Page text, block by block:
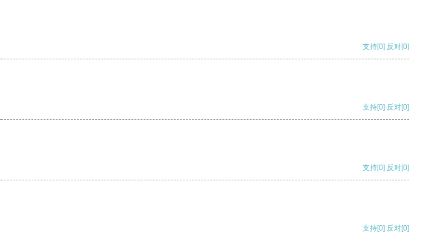
支持[0] 反对[0]
支持[0] 反对[0]
支持[0] 反对[0]
支持[0] 反对[0]